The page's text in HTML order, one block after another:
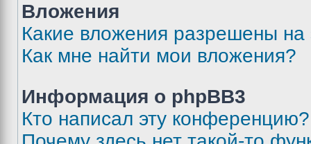
Вложения
Какие вложения разрешены
Как мне найти мои вложения?
Информация о phpBB3
Кто написал эту конференцию?